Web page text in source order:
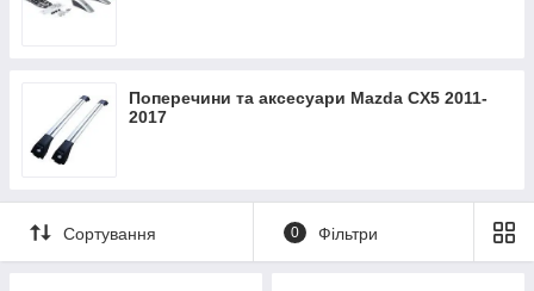
Поперечини та аксесуари Mazda CX5 2011-
2017
Сортування 0 Фільтри